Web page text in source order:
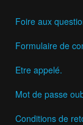
Foire aux
Formulaire de
Etre appelé.
Mot de passe
Conditions de